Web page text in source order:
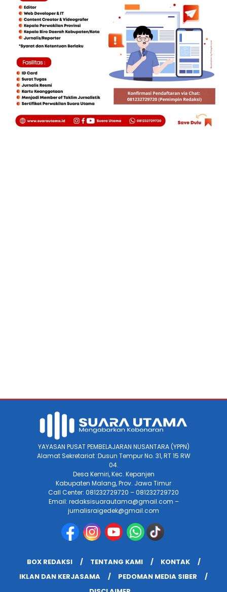
YAYASAN PUSAT PEMBELAJARAN NUSANTARA (YPPN)
Alamat Sekretariat :Dusun Tempur No. 31, RT 15 RW
04.
Desa Kemiri, Kec. Kepanjen
Kabupaten Malang, Prov. Jawa Timur
Call Center: 081232729720 – 081232729720
Email: redaksisuarautama@gmail.com –
jurnalisraigedek@gmail.com
BOX REDAKSI TENTANG KAMI
KONTAK
IKLAN DAN KERJASAMA
PEDOMAN MEDIA SIBER